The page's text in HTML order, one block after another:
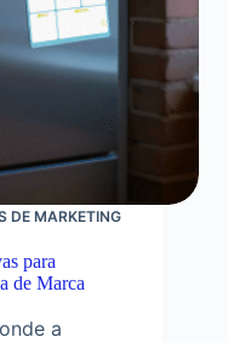
DE MARKETING
para
de Marca
a